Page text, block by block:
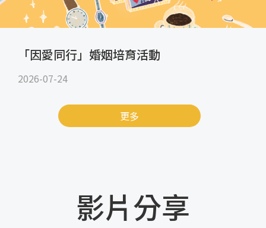
「因愛同行」婚姻培育活動
2026-07-24
更多
影片分享